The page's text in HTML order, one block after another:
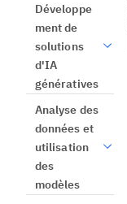
Développe
ment de
solutions
d'IA
génératives
Analyse des
données et
utilisation
des
modèles